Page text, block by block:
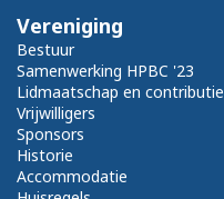
Vereniging
Bestuur
Samenwerking HPBC '23
Lidmaatschap en contributie
Vrijwilligers
Sponsors
Historie
Accommodatie